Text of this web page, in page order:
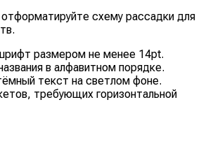
схему рассадки для
размером не менее 14pt.
в алфавитном порядке.
текст на светлом фоне.
требующих горизонтальной